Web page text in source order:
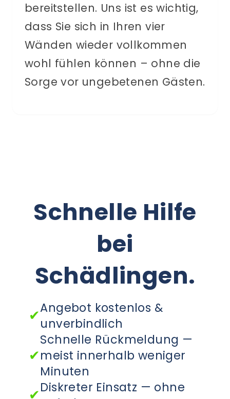
bereitstellen. Uns ist es wichtig,
dass Sie sich in Ihren vier
Wänden wieder vollkommen
wohl fühlen können – ohne die
Sorge vor ungebetenen Gästen.
Schnelle Hilfe
bei
Schädlingen.
✔Angebot kostenlos &
unverbindlich
✔
Schnelle Rückmeldung —
meist innerhalb weniger
Minuten
✔Diskreter Einsatz — ohne